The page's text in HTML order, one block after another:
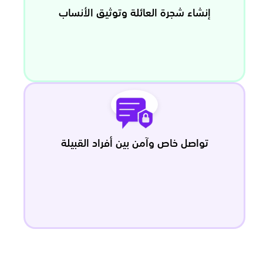
إنشاء شجرة العائلة وتوثيق الأنساب
تواصل خاص وآمن بين أفراد القبيلة